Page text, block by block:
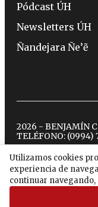
Utilizamos cookies
experiencia de
continuar
Pódcast ÚH
Newsletters ÚH
Ñandejara Ñe’ẽ
2026 - BENJAMÍN
TELÉFONO: (0994)
twitter